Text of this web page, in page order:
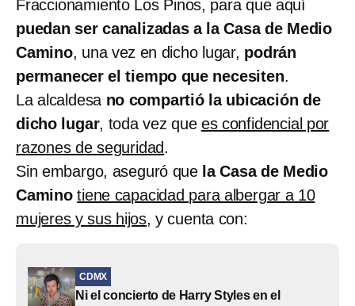
Fraccionamiento Los Pinos, para que aquí
puedan ser canalizadas a la Casa de Medio
Camino, una vez en dicho lugar, podrán
permanecer el tiempo que necesiten.
La alcaldesa no compartió la ubicación de
dicho lugar, toda vez que es confidencial por
razones de seguridad.
Sin embargo, aseguró que la Casa de Medio
Caminotiene capacidad para albergar a 10
mujeres y sus hijos, y cuenta con:
CDMX
Ni el concierto de Harry Styles en el